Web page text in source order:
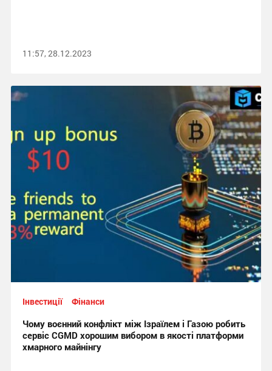
11:57, 28.12.2023
Інвестиції Фінанси
Чому воєнний конфлікт між Ізраїлем і Газою робить
сервіс CGMD хорошим вибором в якості платформи
хмарного майнінгу